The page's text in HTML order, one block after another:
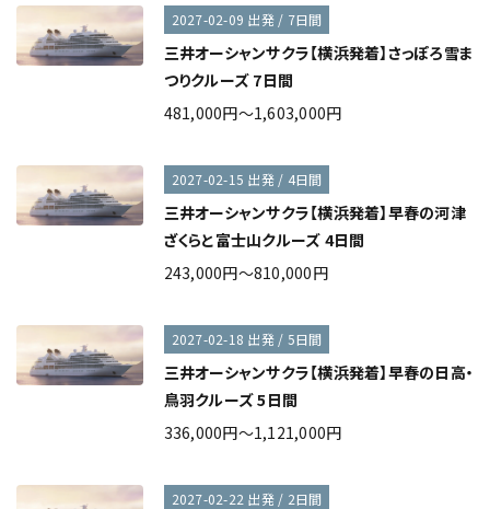
2027-02-09 出発 / 7日間
三井オーシャンサクラ【横浜発着】さっぽろ雪ま
つりクルーズ 7日間
481,000円～1,603,000円
2027-02-15 出発 / 4日間
三井オーシャンサクラ【横浜発着】早春の河津
ざくらと富士山クルーズ 4日間
243,000円～810,000円
2027-02-18 出発 / 5日間
三井オーシャンサクラ【横浜発着】早春の日高・
鳥羽クルーズ 5日間
336,000円～1,121,000円
2027-02-22 出発 / 2日間